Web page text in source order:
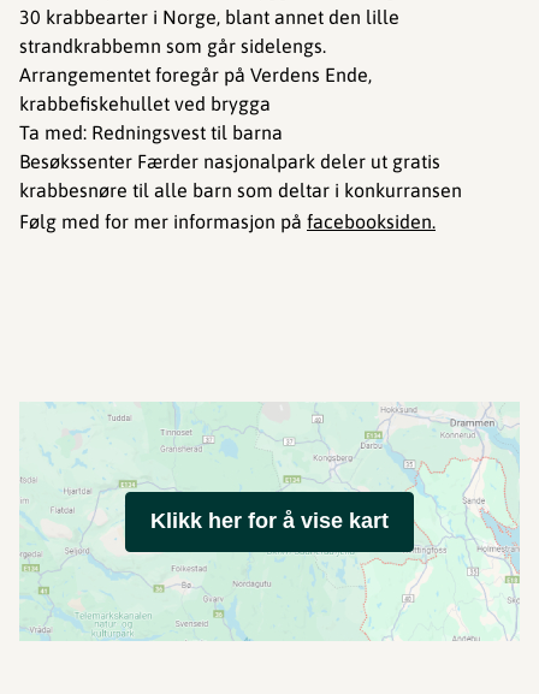
30 krabbearter i Norge, blant annet den lille
strandkrabbemn som går sidelengs.
Arrangementet foregår på Verdens Ende,
krabbefiskehullet ved brygga
Ta med: Redningsvest til barna
Besøkssenter Færder nasjonalpark deler ut gratis
krabbesnøre til alle barn som deltar i konkurransen
Følg med for mer informasjon på facebooksiden.
Klikk her for å vise kart